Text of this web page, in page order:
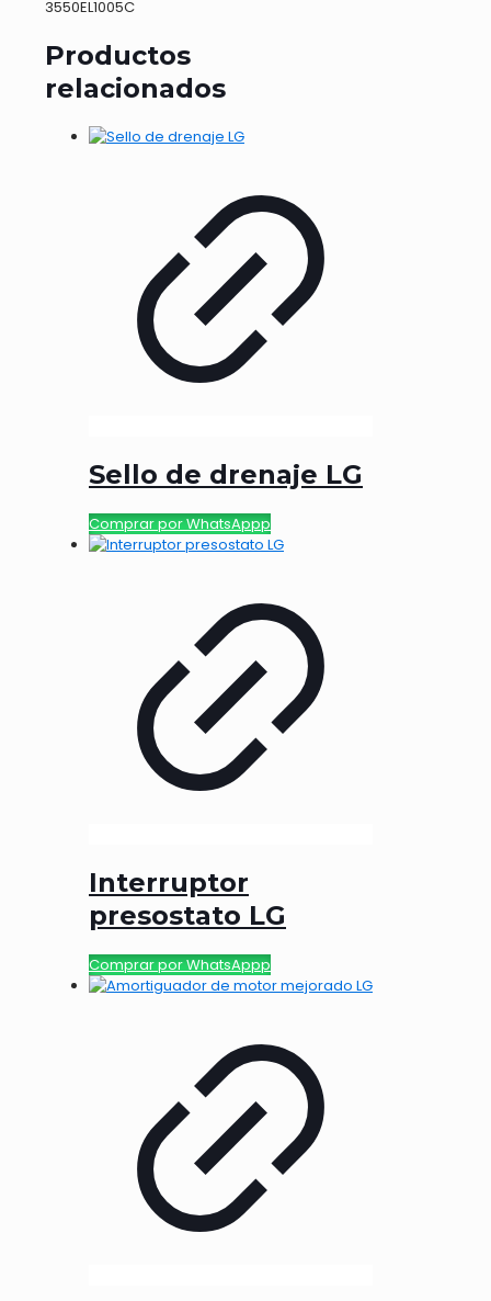
3550EL1005C
Productos
relacionados
Sello de drenaje LG
Comprar por WhatsAppp
Interruptor
presostato LG
Comprar por WhatsAppp